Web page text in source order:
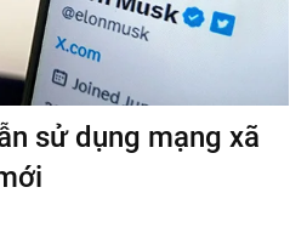
sử dụng mạng xã